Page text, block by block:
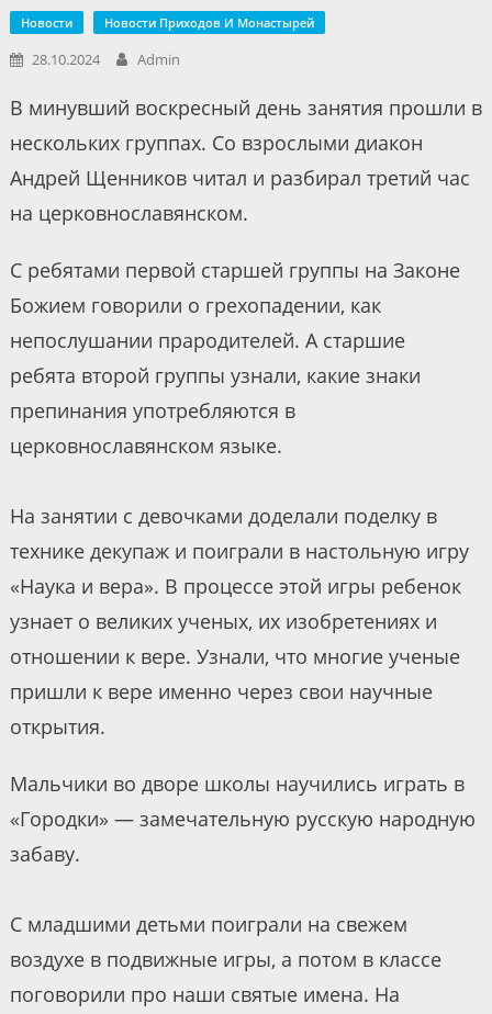
Новости Новости Приходов И Монастырей
28.10.2024 Admin
В минувший воскресный день занятия прошли в
нескольких группах. Со взрослыми диакон
Андрей Щенников читал и разбирал третий час
на церковнославянском.
С ребятами первой старшей группы на Законе
Божием говорили о грехопадении, как
непослушании прародителей. А старшие
ребята второй группы узнали, какие знаки
препинания употребляются в
церковнославянском языке.
На занятии с девочками доделали поделку в
технике декупаж и поиграли в настольную игру
«Наука и вера». В процессе этой игры ребенок
узнает о великих ученых, их изобретениях и
отношении к вере. Узнали, что многие ученые
пришли к вере именно через свои научные
открытия.
Мальчики во дворе школы научились играть в
«Городки» — замечательную русскую народную
забаву.
С младшими детьми поиграли на свежем
воздухе в подвижные игры, а потом в классе
поговорили про наши святые имена. На